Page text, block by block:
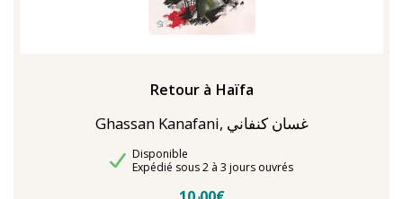
Retour à Haïfa
Ghassan Kanafani, غسان كنفاني
Disponibilité
Disponible
Délais de livraison
Expédié sous 2 à 3 jours ouvrés